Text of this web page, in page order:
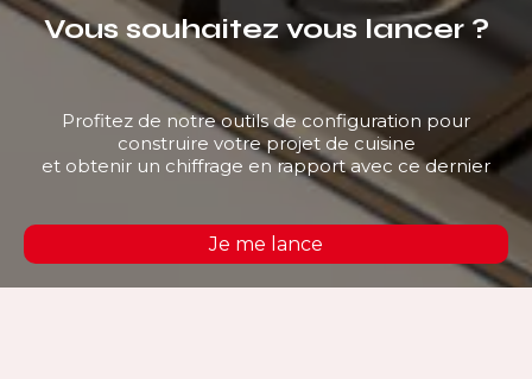
Vous souhaitez vous lancer ?
Profitez de notre outils de configuration pour
construire votre projet de cuisine
et obtenir un chiffrage en rapport avec ce dernier
Je me lance